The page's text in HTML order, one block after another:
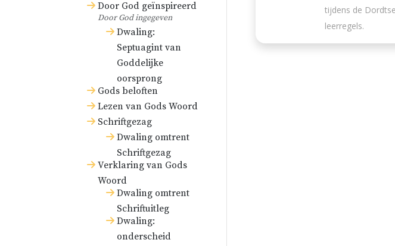
Door God geïnspireerd
Door God ingegeven
Dwaling:
Septuagint van
Goddelijke
oorsprong
Gods beloften
Lezen van Gods Woord
Schriftgezag
Dwaling omtrent
Schriftgezag
Verklaring van Gods
Woord
Dwaling omtrent
Schriftuitleg
Dwaling:
onderscheid
tijdens de
leerregels.